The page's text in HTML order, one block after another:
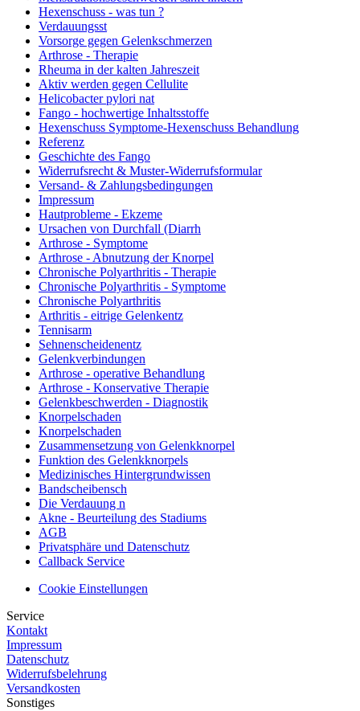
Hexenschuss - was tun ?
Verdauungsst
Vorsorge gegen Gelenkschmerzen
Arthrose - Therapie
Rheuma in der kalten Jahreszeit
Aktiv werden gegen Cellulite
Helicobacter pylori nat
Fango - hochwertige Inhaltsstoffe
Hexenschuss Symptome-Hexenschuss Behandlung
Referenz
Geschichte des Fango
Widerrufsrecht & Muster-Widerrufsformular
Versand- & Zahlungsbedingungen
Impressum
Hautprobleme - Ekzeme
Ursachen von Durchfall (Diarrh
Arthrose - Symptome
Arthrose - Abnutzung der Knorpel
Chronische Polyarthritis - Therapie
Chronische Polyarthritis - Symptome
Chronische Polyarthritis
Arthritis - eitrige Gelenkentz
Tennisarm
Sehnenscheidenentz
Gelenkverbindungen
Arthrose - operative Behandlung
Arthrose - Konservative Therapie
Gelenkbeschwerden - Diagnostik
Knorpelschaden
Knorpelschaden
Zusammensetzung von Gelenkknorpel
Funktion des Gelenkknorpels
Medizinisches Hintergrundwissen
Bandscheibensch
Die Verdauung n
Akne - Beurteilung des Stadiums
AGB
Privatsphäre und Datenschutz
Callback Service
Cookie Einstellungen
Service
Kontakt
Impressum
Datenschutz
Widerrufsbelehrung
Versandkosten
Sonstiges